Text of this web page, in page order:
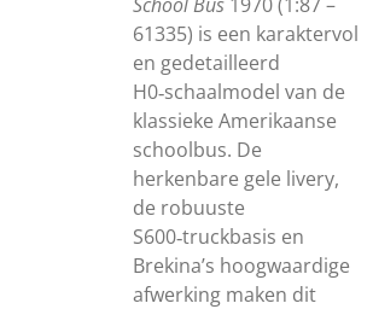
61335) is een karaktervol
en gedetailleerd
H0‑schaalmodel van de
klassieke Amerikaanse
schoolbus. De
herkenbare gele livery,
de robuuste
S600‑truckbasis en
Brekina’s hoogwaardige
afwerking maken dit